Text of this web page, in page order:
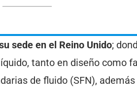
sede en el Reino Unido;
tanto en diseño como
de fluido (SFN),